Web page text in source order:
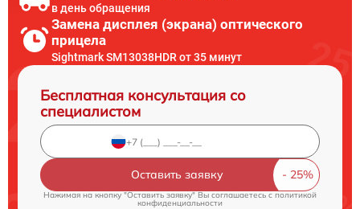
в день обращения
Замена дисплея (экрана) оптического
прицела
Sightmark SM13038HDR от 35 минут
Бесплатная консультация со
специалистом
Оставить заявку
Нажимая на кнопку "Оставить заявку" Вы соглашаетесь cполитикой
конфиденциальности